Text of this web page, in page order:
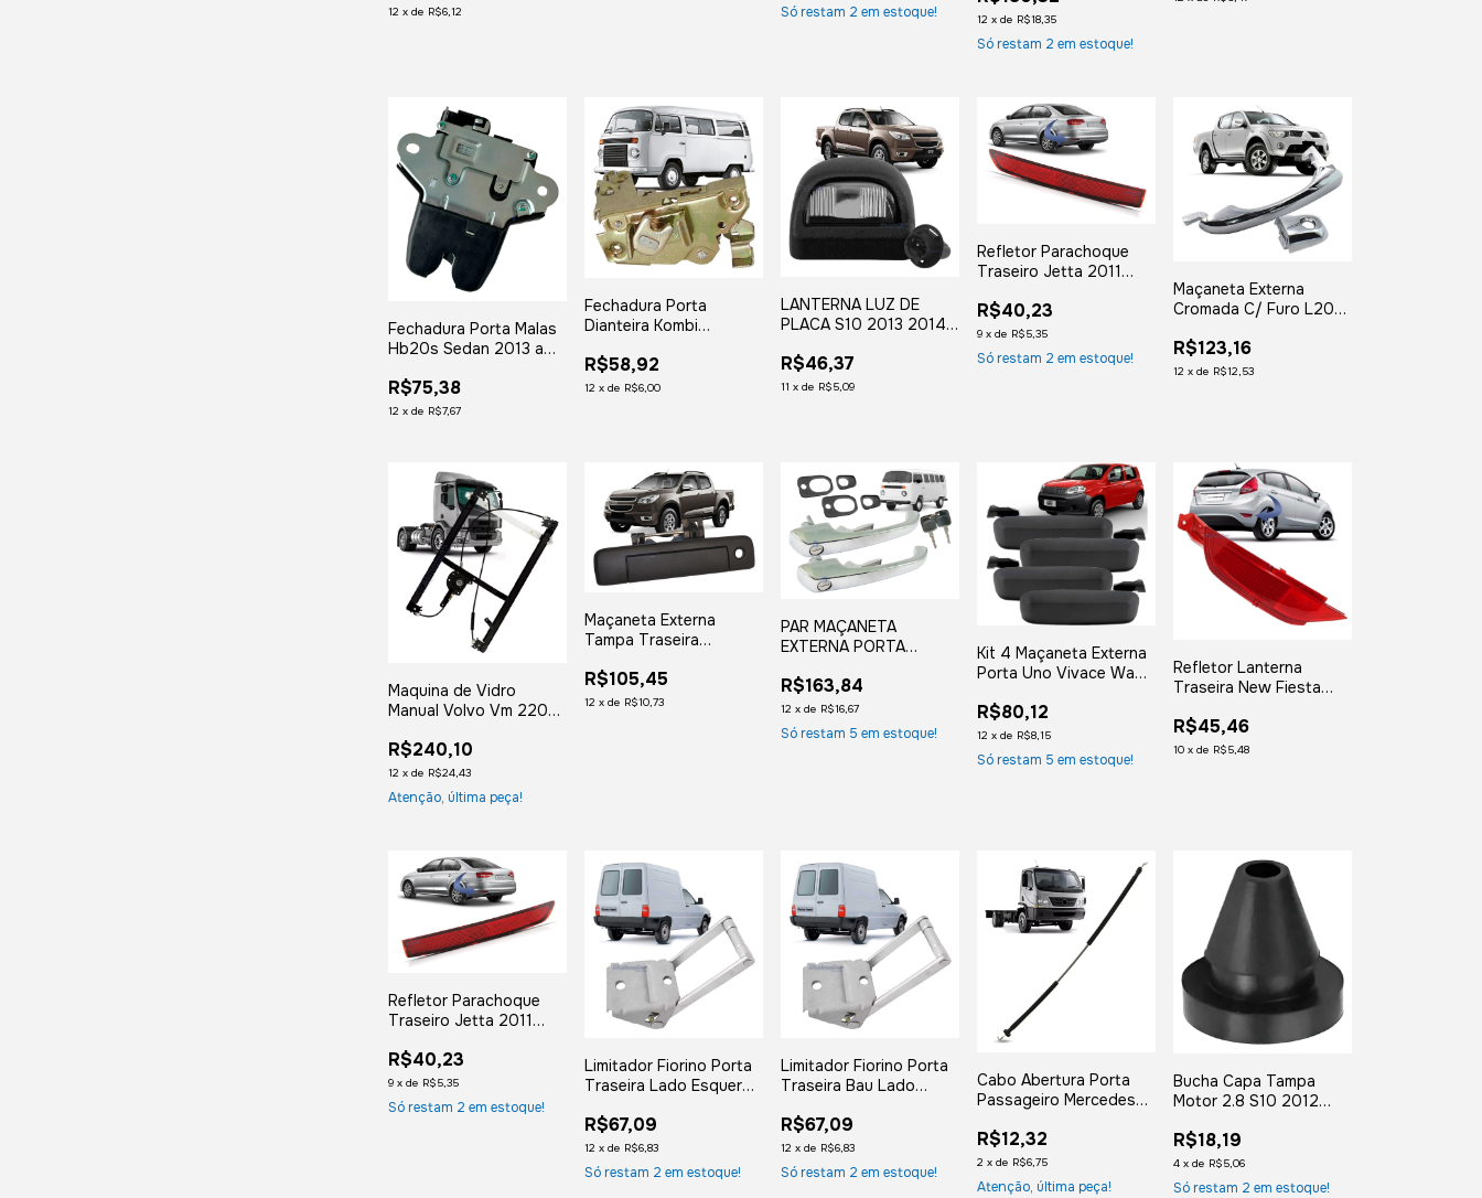
12 xde R$6,12 Só restam 2 em estoque!
2012 2013
12 xde R$18,35
Só restam 2 em estoque!
Fechadura Porta Malas
Hb20s Sedan 2013 a
2015 Cerato 2009 a
2015
R$75,38
12 xde R$7,67
Fechadura Porta
Dianteira Kombi
Delivery Titan - Lado
Direito
R$58,92
12 xde R$6,00
LANTERNA LUZ DE
PLACA S10 2013 2014
2019 EM DIANTE COM
SOQUETE
R$46,37
11 xde R$5,09
Refletor Parachoque
Traseiro Jetta 2011
Lado Esquerdo
R$40,23
9 xde R$5,35
Só restam 2 em estoque!
Maçaneta Externa
Cromada C/ Furo L200
2010 2011 2012 2013
2014 2015 2016 2017
R$123,16
12 xde R$12,53
Maquina de Vidro
Manual Volvo Vm 220
Direito
R$240,10
12 xde R$24,43
Atenção, última peça!
Maçaneta Externa
Tampa Traseira
2012 2013 2014 2015
2016 Preta
R$105,45
12 xde R$10,73
PAR MAÇANETA
EXTERNA PORTA
CLIPPER CAMINHAO VW
WORKER DELIVERY
TITAN - CROMADA
R$163,84
12 xde R$16,67
Só restam 5 em estoque!
Kit 4 Maçaneta Externa
Porta Uno Vivace Way
2014 2015
R$80,12
12 xde R$8,15
Só restam 5 em estoque!
Refletor Lanterna
Traseira New Fiesta
2015 2016 Lado
Esquerdo Motorista
R$45,46
10 xde R$5,48
Refletor Parachoque
Traseiro Jetta 2011
Lado Direito
R$40,23
9 xde R$5,35
Só restam 2 em estoque!
Limitador Fiorino Porta
Traseira Lado Esquerdo
R$67,09
12 xde R$6,83
Só restam 2 em estoque!
Limitador Fiorino Porta
Traseira Bau Lado
2013
R$67,09
12 xde R$6,83
Só restam 2 em estoque!
Cabo Abertura Porta
Passageiro Mercedes
R$12,32
2 xde R$6,75
Atenção, última peça!
Bucha Capa Tampa
Motor 2.8 S10 2012
2025
R$18,19
4 xde R$5,06
Só restam 2 em estoque!